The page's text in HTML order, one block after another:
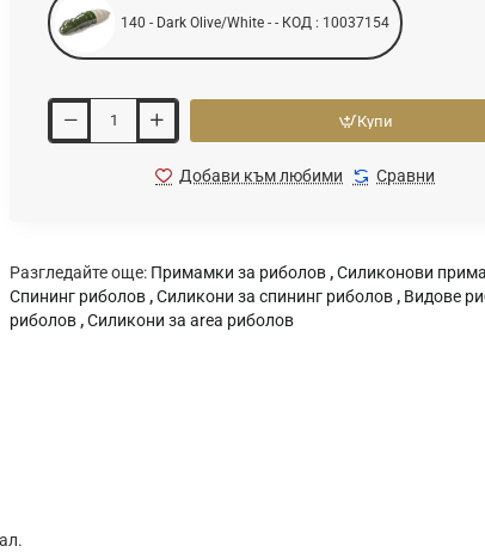
140 - Dark Olive/White - - КОД : 10037154
Купи
Добави към любими Сравни
Разгледайте още: Примамки за риболов ,Силиконови
Спининг риболов ,Силикони за спининг риболов , Видове
риболов ,Силикони за area риболов